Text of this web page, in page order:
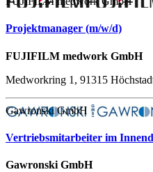
Projektmanager (m/w/d)
FUJIFILM medwork GmbH
Medworkring 1, 91315
Gawronski GmbH
Vertriebsmitarbeiter im
Gawronski GmbH